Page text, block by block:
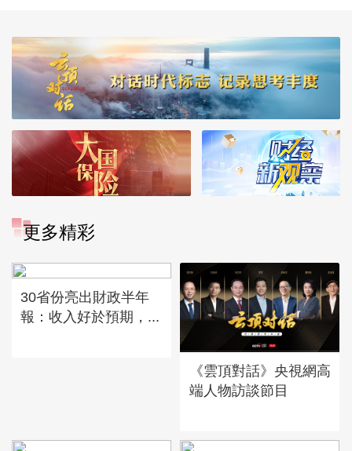
更多精彩
30省份亮出財政半年
報：收入好於預期，...
《雲頂對話》央視網高
端人物訪談節目